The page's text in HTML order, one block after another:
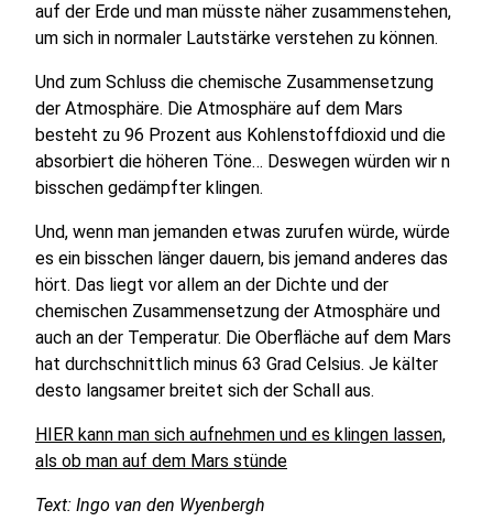
auf der Erde und man müsste näher zusammenstehen,
um sich in normaler Lautstärke verstehen zu können.
Und zum Schluss die chemische Zusammensetzung
der Atmosphäre. Die Atmosphäre auf dem Mars
besteht zu 96 Prozent aus Kohlenstoffdioxid und die
absorbiert die höheren Töne… Deswegen würden wir n
bisschen gedämpfter klingen.
Und, wenn man jemanden etwas zurufen würde, würde
es ein bisschen länger dauern, bis jemand anderes das
hört. Das liegt vor allem an der Dichte und der
chemischen Zusammensetzung der Atmosphäre und
auch an der Temperatur. Die Oberfläche auf dem Mars
hat durchschnittlich minus 63 Grad Celsius. Je kälter
desto langsamer breitet sich der Schall aus.
HIER kann man sich aufnehmen und es klingen lassen,
als ob man auf dem Mars stünde
Text: Ingo van den Wyenbergh